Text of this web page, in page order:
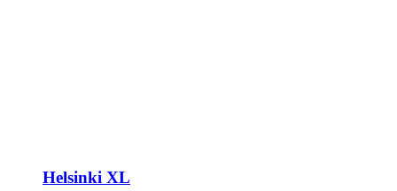
Helsinki XL